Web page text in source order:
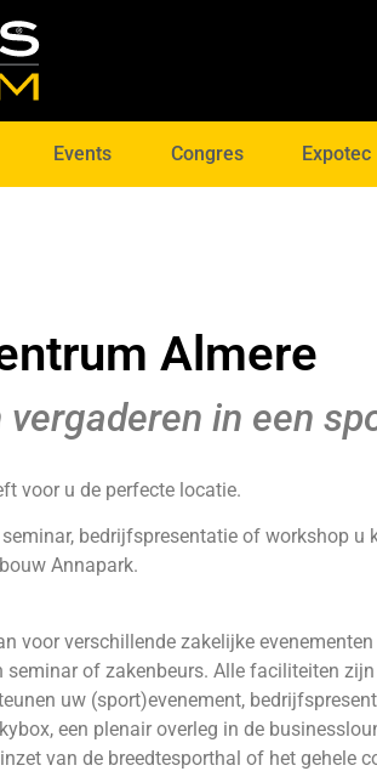
Events Congres Expotec
Almere
vergaderen in een
voor u de perfecte locatie.
seminar, bedrijfspresentatie of workshop
Annapark.
voor verschillende zakelijke
seminar of zakenbeurs. Alle faciliteiten
uw (sport)evenement,
een plenair overleg in de
van de breedtesporthal of het gehele